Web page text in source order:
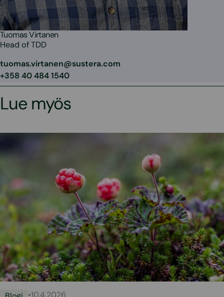
Tuomas Virtanen
Head of TDD
tuomas.virtanen@sustera.com
+358 40 484 1540
Lue myös